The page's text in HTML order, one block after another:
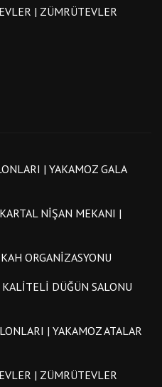
| ZÜMRÜTEVLER
| YAKAMOZ GALA
NIŞAN MEKANI |
ORGANIZASYONU
DÜĞÜN SALONU
| YAKAMOZ ATALAR
| ZÜMRÜTEVLER